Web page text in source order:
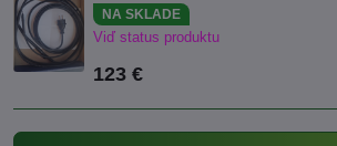
NA SKLADE
Viď status produktu
123 €